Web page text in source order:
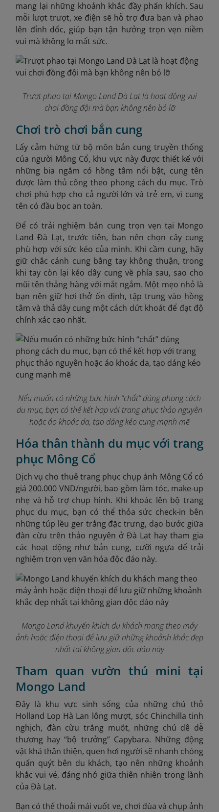
mang lại những khoảnh khắc đầy phấn khích. Sau
mỗi lượt trượt, xe điện sẽ hỗ trợ đưa bạn và phao
lên đỉnh dốc, giúp bạn tận hưởng trọn vẹn niềm
vui mà không lo mất sức.
Trượt phao tại Mongo Land Đà Lạt là hoạt động vui
chơi đồng đội mà bạn không nên bỏ lỡ
Chơi trò chơi bắn cung
Lấy cảm hứng từ bộ môn bắn cung truyền thống
của người Mông Cổ, khu vực này được thiết kế với
những bia ngắm có hồng tâm nổi bật, cung tên
được làm thủ công theo phong cách du mục. Trò
chơi phù hợp cho cả người lớn và trẻ em, vì cung
tên có đầu bọc an toàn.
Để có trải nghiệm bắn cung trọn vẹn tại Mongo
Land Đà Lạt, trước tiên, bạn nên chọn cây cung
phù hợp với sức kéo của mình. Khi cầm cung, hãy
giữ chắc cánh cung bằng tay không thuận, trong
khi tay còn lại kéo dây cung về phía sau, sao cho
mũi tên thẳng hàng với mắt ngắm. Một mẹo nhỏ là
bạn nên giữ hơi thở ổn định, tập trung vào hồng
tâm và thả dây cung một cách dứt khoát để đạt độ
chính xác cao nhất.
Nếu muốn có những bức hình “chất” đúng phong cách
du mục, bạn có thể kết hợp với trang phục thảo nguyên
hoặc áo khoác da, tạo dáng kéo cung mạnh mẽ
Hóa thân thành du mục với trang
phục Mông Cổ
Dịch vụ cho thuê trang phục chụp ảnh Mông Cổ có
giá 200.000 VND/người, bao gồm làm tóc, make-up
nhẹ và hỗ trợ chụp hình. Khi khoác lên bộ trang
phục du mục, bạn có thể thỏa sức check-in bên
những túp lều ger trắng đặc trưng, dạo bước giữa
đàn cừu trên thảo nguyên ở Đà Lạt hay tham gia
các hoạt động như bắn cung, cưỡi ngựa để trải
nghiệm trọn vẹn văn hóa độc đáo này.
Mongo Land khuyến khích du khách mang theo máy
ảnh hoặc điện thoại để lưu giữ những khoảnh khắc đẹp
nhất tại không gian độc đáo này
Tham quan vườn thú mini tại
Mongo Land
Đây là khu vực sinh sống của những chú thỏ
Holland Lop Hà Lan lông mượt, sóc Chinchilla tinh
nghịch, đàn cừu trắng muốt, những chú dê dễ
thương hay “bộ trưởng” Capybara. Những động
vật khá thân thiện, quen hơi người sẽ nhanh chóng
quấn quýt bên du khách, tạo nên những khoảnh
khắc vui vẻ, đáng nhớ giữa thiên nhiên trong lành
của Đà Lạt.
Bạn có thể thoải mái vuốt ve, chơi đùa và chụp ảnh